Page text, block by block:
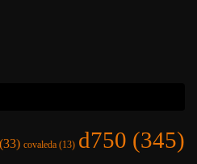
(33) covaleda (13) d750 (345)